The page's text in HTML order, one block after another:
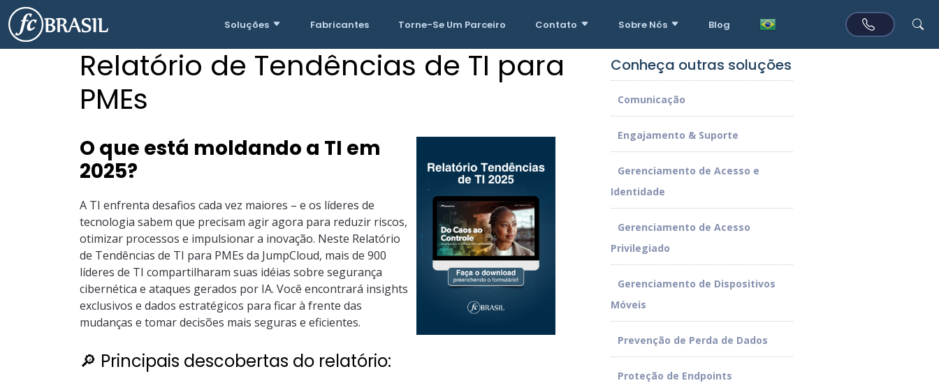
Soluções Fabricantes Torne-Se Um Parceiro Contato Sobre Nós Blog
Relatório de Tendências de TI para
PMEs
O que está moldando a TI em
2025?
A TI enfrenta desafios cada vez maiores – e os líderes de
tecnologia sabem que precisam agir agora para reduzir riscos,
otimizar processos e impulsionar a inovação. Neste Relatório
de Tendências de TI para PMEs da JumpCloud, mais de 900
líderes de TI compartilharam suas idéias sobre segurança
cibernética e ataques gerados por IA. Você encontrará insights
exclusivos e dados estratégicos para ficar à frente das
mudanças e tomar decisões mais seguras e eficientes.
🔎 Principais descobertas do relatório:
Conheça outras soluções
Comunicação
Engajamento & Suporte
Gerenciamento de Acesso e
Identidade
Gerenciamento de Acesso
Privilegiado
Gerenciamento de Dispositivos
Móveis
Prevenção de Perda de Dados
Proteção de Endpoints